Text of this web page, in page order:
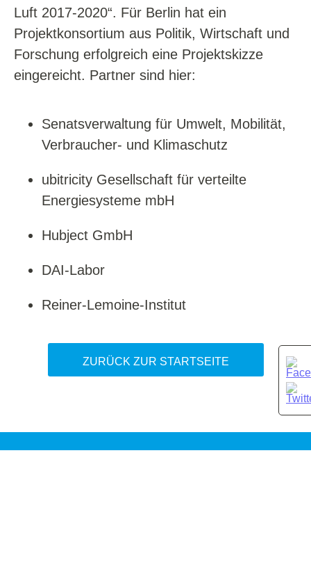
Luft 2017-2020“. Für Berlin hat ein
Projektkonsortium aus Politik, Wirtschaft und
Forschung erfolgreich eine Projektskizze
eingereicht. Partner sind hier:
Senatsverwaltung für Umwelt, Mobilität,
Verbraucher- und Klimaschutz
ubitricity Gesellschaft für verteilte
Energiesysteme mbH
Hubject GmbH
DAI-Labor
Reiner-Lemoine-Institut
ZURÜCK ZUR STARTSEITE